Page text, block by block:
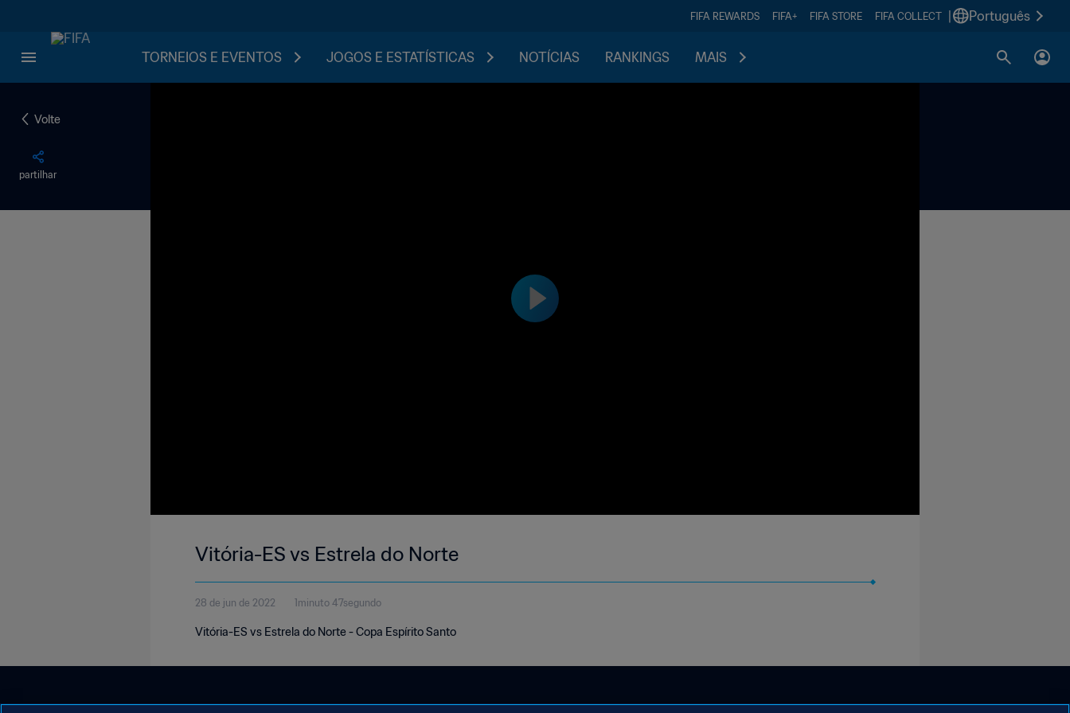
FIFA REWARDS FIFA+ FIFA STORE FIFA COLLECT Português
TORNEIOS E EVENTOS JOGOS E ESTATÍSTICAS NOTÍCIAS RANKINGS MAIS
Volte
partilhar
Vitória-ES vs Estrela do Norte
28 de jun de 2022 1minuto 47segundo
Vitória-ES vs Estrela do Norte - Copa Espírito Santo